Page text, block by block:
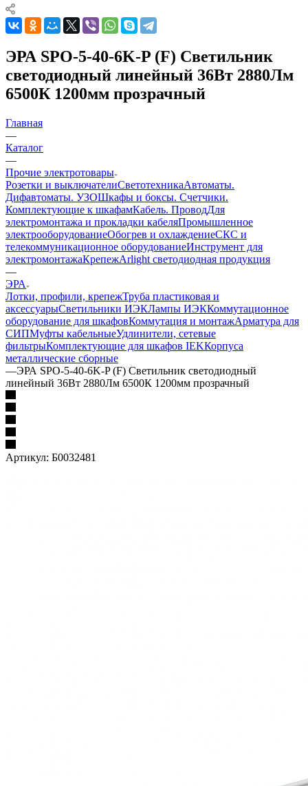
ЭРА SPO-5-40-6K-P (F) Светильник
светодиодный линейный 36Вт 2880Лм
6500К 1200мм прозрачный
Главная
—
Каталог
—
Прочие электротовары
Розетки и выключателиСветотехникаАвтоматы.
Дифавтоматы. УЗОШкафы и боксы. Счетчики.
Комплектующие к шкафамКабель. ПроводДля
электромонтажа и прокладки кабеляПромышленное
электрооборудованиеОбогрев и охлаждениеСКС и
телекоммуникационное оборудованиеИнструмент для
электромонтажаКрепежArlight светодиодная продукция
—
ЭРА
Лотки, профили, крепежТруба пластиковая и
аксессуарыСветильники ИЭКЛампы ИЭККоммутационное
оборудование для шкафовКоммутация и монтажАрматура для
СИПМуфты кабельныеУдлинители, сетевые
фильтрыКомплектующие для шкафов IEKКорпуса
металлические сборные
—ЭРА SPO-5-40-6K-P (F) Светильник светодиодный
линейный 36Вт 2880Лм 6500К 1200мм прозрачный
Артикул: Б0032481